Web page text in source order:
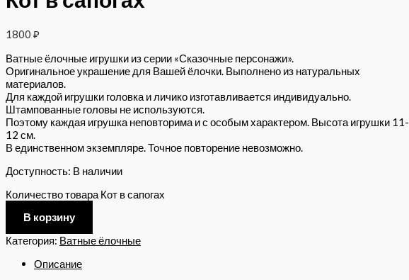
1800 ₽
Ватные ёлочные игрушки из серии «Сказочные персонажи».
Оригинальное украшение для Вашей ёлочки. Выполнено из натуральных
материалов.
Для каждой игрушки головка и личико изготавливается индивидуально.
Штампованные головы не используются.
Поэтому каждая игрушка неповторима и с особым характером. Высота игрушки 11-
12 см.
В единственном экземпляре. Точное повторение невозможно.
Доступность: В наличии
Количество товара Кот в сапогах
В корзину
Категория: Ватные ёлочные
Описание